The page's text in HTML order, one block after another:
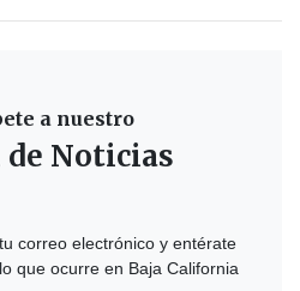
a nuestro
Noticias
correo electrónico y entérate
que ocurre en Baja California